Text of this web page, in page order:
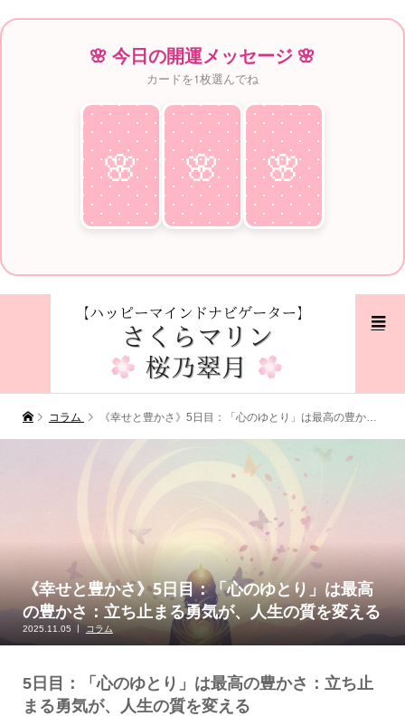
🌸 今日の開運メッセージ 🌸
カードを1枚選んでね
🌸
♥ 🌸
♥ 🌸
♥
コラム 《幸せと豊かさ》5日目：「心のゆとり」は最高の豊かさ：立ち止まる勇気が、人生の質を変える
《幸せと豊かさ》5日目：「心のゆとり」は最高
の豊かさ：立ち止まる勇気が、人生の質を変える
2025.11.05 コラム
5日目：「心のゆとり」は最高の豊かさ：立ち止
まる勇気が、人生の質を変える